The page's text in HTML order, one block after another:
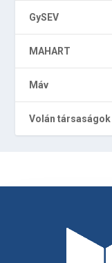
GySEV
MAHART
Máv
Volán társaságok